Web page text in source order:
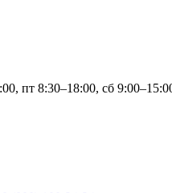
пт 8:30–18:00, сб